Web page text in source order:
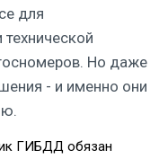
для
Но даже
- и именно они
ГИБДД обязан